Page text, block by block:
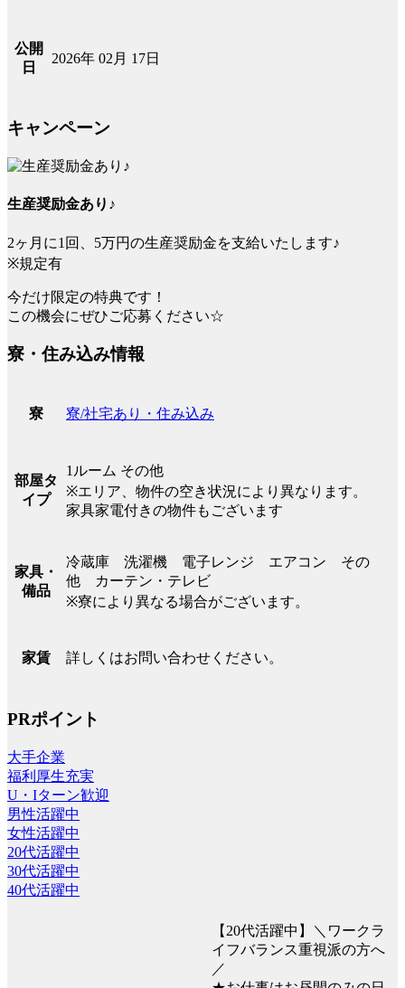
公開
日
2026年 02月 17日
キャンペーン
生産奨励金あり♪
2ヶ月に1回、5万円の生産奨励金を支給いたします♪
※規定有
今だけ限定の特典です！
この機会にぜひご応募ください☆
寮・住み込み情報
寮 寮/社宅あり・住み込み
部屋タ
イプ
1ルーム その他
※エリア、物件の空き状況により異なります。
家具家電付きの物件もございます
家具・
備品
冷蔵庫 洗濯機 電子レンジ エアコン その
他 カーテン・テレビ
※寮により異なる場合がございます。
家賃 詳しくはお問い合わせください。
PRポイント
大手企業
福利厚生充実
U・Iターン歓迎
男性活躍中
女性活躍中
20代活躍中
30代活躍中
40代活躍中
【20代活躍中】＼ワークラ
イフバランス重視派の方へ
／